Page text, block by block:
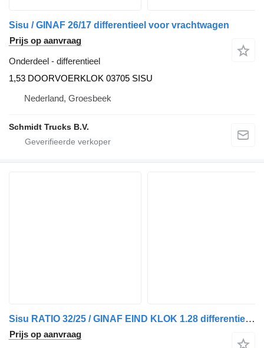
Sisu / GINAF 26/17 differentieel voor vrachtwagen
Prijs op aanvraag
Onderdeel - differentieel
1,53 DOORVOERKLOK 03705 SISU
Nederland, Groesbeek
Schmidt Trucks B.V.
Sisu RATIO 32/25 / GINAF EIND KLOK 1.28 differentieel voor vrachtwagen
Prijs op aanvraag